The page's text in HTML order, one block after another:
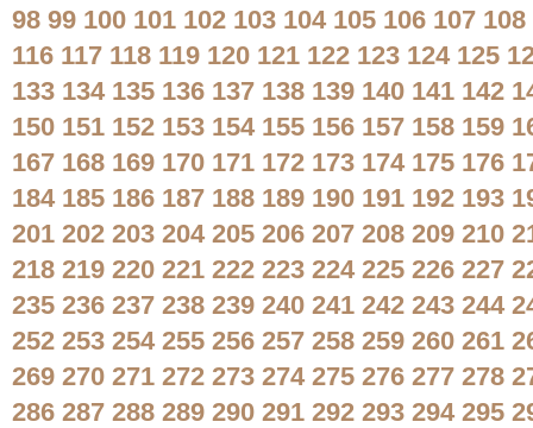
98 99 100 101 102 103 104 105 106 107 108
116 117 118 119 120 121 122 123 124 125
133 134 135 136 137 138 139 140 141 142
150 151 152 153 154 155 156 157 158 159
167 168 169 170 171 172 173 174 175 176
184 185 186 187 188 189 190 191 192 193
201 202 203 204 205 206 207 208 209 210
218 219 220 221 222 223 224 225 226 227
235 236 237 238 239 240 241 242 243 244
252 253 254 255 256 257 258 259 260 261
269 270 271 272 273 274 275 276 277 278
286 287 288 289 290 291 292 293 294 295